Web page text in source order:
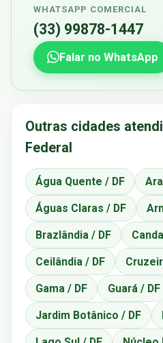
WHATSAPP COMERCIAL
(33) 99878-1447
Falar no WhatsApp
Outras cidades
Federal
Água Quente / DF
Águas Claras / DF
Brazlândia / DF
Ceilândia / DF
Gama / DF Guará / DF
Jardim Botânico / DF